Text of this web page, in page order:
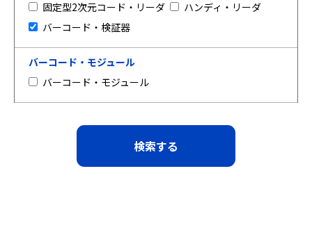
固定型2次元コード・リーダ
ハンディ・リーダ
バーコード・検証器
バーコード・モジュール
バーコード・モジュール